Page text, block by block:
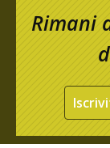
Rimani